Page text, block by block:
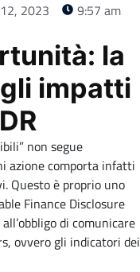
2023
9:57 am
la
impatti
non segue
azione comporta infatti
Questo è proprio uno
Finance Disclosure
di comunicare
ovvero gli indicatori dei